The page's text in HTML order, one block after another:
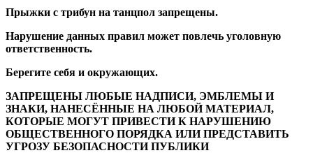
Прыжки с трибун на танцпол запрещены.
Нарушение данных правил может повлечь уголовную
ответственность.
Берегите себя и окружающих.
ЗАПРЕЩЕНЫ ЛЮБЫЕ НАДПИСИ, ЭМБЛЕМЫ И
ЗНАКИ, НАНЕСЁННЫЕ НА ЛЮБОЙ МАТЕРИАЛ,
КОТОРЫЕ МОГУТ ПРИВЕСТИ К НАРУШЕНИЮ
ОБЩЕСТВЕННОГО ПОРЯДКА ИЛИ ПРЕДСТАВИТЬ
УГРОЗУ БЕЗОПАСНОСТИ ПУБЛИКИ